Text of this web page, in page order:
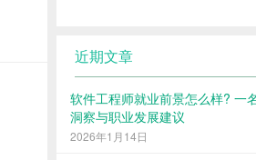
近期文章
软件工程师就业前景怎么样? 一
洞察与职业发展建议
2026年1月14日